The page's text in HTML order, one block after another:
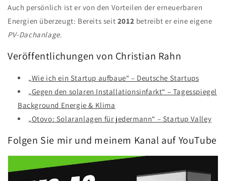
Auch persönlich ist er von den Vorteilen der erneuerbaren
Energien überzeugt: Bereits seit 2012 betreibt er eine eigene
PV-Dachanlage.
Veröffentlichungen von Christian Rahn
„Wie ich ein Startup aufbaue“ – Deutsche Startups
„Gegen den solaren Installationsinfarkt“ – Tagesspiegel
Background Energie & Klima
„Otovo: Solaranlagen für jedermann“ – Startup Valley
Folgen Sie mir und meinem Kanal auf YouTube